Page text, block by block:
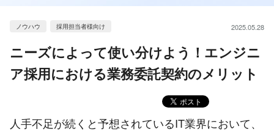
ノウハウ 採用担当者様向け 2025.05.28
ニーズによって使い分けよう！エンジニ
ア採用における業務委託契約のメリット
人手不足が続くと予想されているIT業界において、